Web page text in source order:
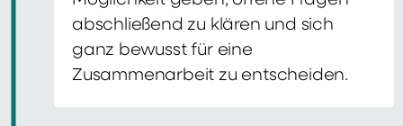
abschließend zu klären und sich
ganz bewusst für eine
Zusammenarbeit zu entscheiden.